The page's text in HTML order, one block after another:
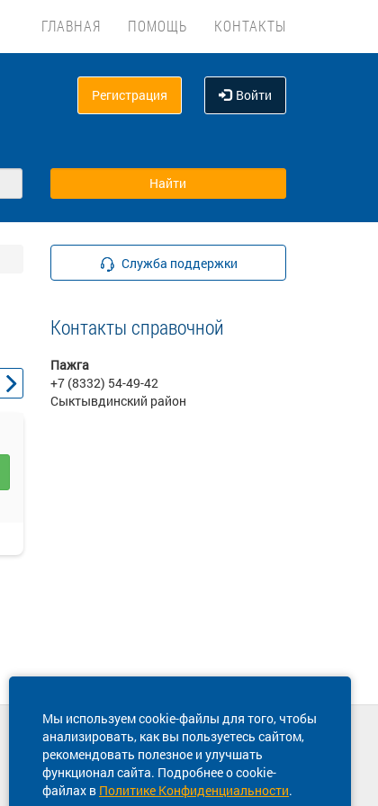
ГЛАВНАЯ ПОМОЩЬ КОНТАКТЫ
Регистрация Войти
Служба поддержки
Контакты справочной
Пажга
+7 (8332) 54-49-42
Сыктывдинский район
Мы используем cookie-файлы для того, чтобы
анализировать, как вы пользуетесь сайтом,
рекомендовать полезное и улучшать
функционал сайта. Подробнее о cookie-
файлах в Политике Конфиденциальности.
Техническая поддержка сайта
8 800 600-03-38